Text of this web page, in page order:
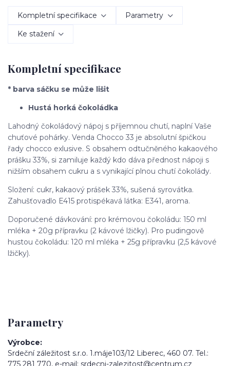
Kompletní specifikace Parametry
Ke stažení
Kompletní specifikace
* barva sáčku se může lišit
Hustá horká čokoládka
Lahodný čokoládový nápoj s příjemnou chutí, naplní Vaše
chuťové pohárky. Venda Chocco 33 je absolutní špičkou
řady chocco exlusive. S obsahem odtučněného kakaového
prášku 33%, si zamiluje každý kdo dáva přednost nápoji s
nižším obsahem cukru a s vynikající plnou chutí čokolády.
Složení: cukr, kakaový prášek 33%, sušená syrovátka.
Zahušťovadlo E415 protispékavá látka: E341, aroma.
Doporučené dávkování: pro krémovou čokoládu: 150 ml
mléka + 20g přípravku (2 kávové lžičky). Pro pudingově
hustou čokoládu: 120 ml mléka + 25g přípravku (2,5 kávové
lžičky).
Parametry
Výrobce
Srdeční záležitost s.r.o. 1.máje103/12 Liberec, 460 07. Tel.:
775 281 770, e-mail: srdecni-zalezitost@centrum.cz